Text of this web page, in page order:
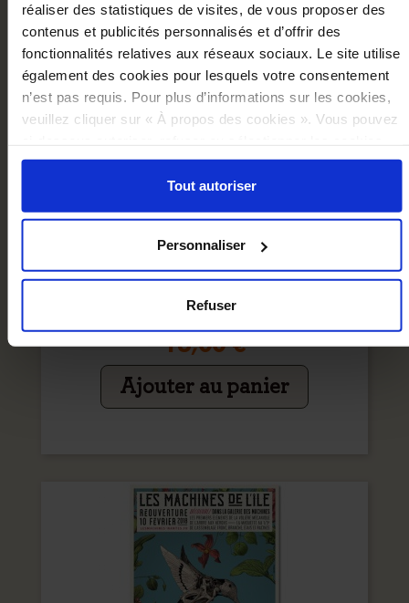
réaliser des statistiques de visites, de vous proposer des
contenus et publicités personnalisés et d’offrir des
fonctionnalités relatives aux réseaux sociaux. Le site utilise
également des cookies pour lesquels votre consentement
n’est pas requis. Pour plus d’informations sur les cookies,
veuillez cliquer sur « À propos des cookies ». Vous pouvez
selon les finalités via l'onglet « Détails ». À tout moment,
vous pouvez modifier votre choix en cliquant sur le lien
« Cookies » en bas des pages du site.
Tout autoriser
Personnaliser
Refuser
16,00 €
Ajouter au panier